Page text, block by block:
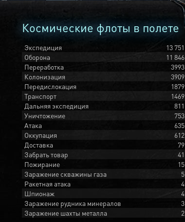
Космические флоты в полете
Экспедиция
13 751
Оборона
11 846
Переработка
3993
Колонизация
3909
Передислокация
1879
Транспорт
1469
Дальняя экспедиция
811
Уничтожение
753
Атака
635
Оккупация
612
Доставка
79
Забрать товар
41
Пожирание
15
Заражение скважины газа
5
Ракетная атака
4
Шпионаж
4
Заражение рудника минералов
3
Заражение шахты металла
2